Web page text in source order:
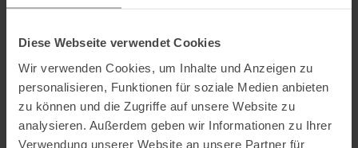
Diese Webseite verwendet Cookies
Wir verwenden Cookies, um Inhalte und Anzeigen zu
personalisieren, Funktionen für soziale Medien anbieten
zu können und die Zugriffe auf unsere Website zu
analysieren. Außerdem geben wir Informationen zu Ihrer
Verwendung unserer Website an unsere Partner für
UVP15,95€
Einheitsgröße
Artikel pro Seite